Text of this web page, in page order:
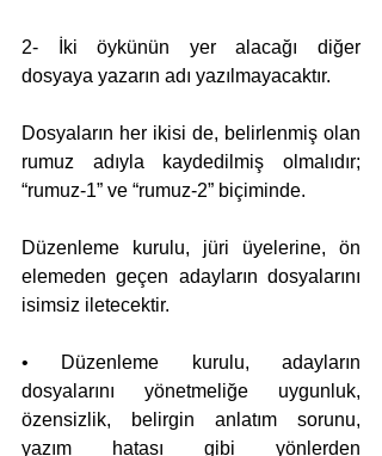
2- İki öykünün yer alacağı diğer
dosyaya yazarın adı yazılmayacaktır.
Dosyaların her ikisi de, belirlenmiş olan
rumuz adıyla kaydedilmiş olmalıdır;
“rumuz-1” ve “rumuz-2” biçiminde.
Düzenleme kurulu, jüri üyelerine, ön
elemeden geçen adayların dosyalarını
isimsiz iletecektir.
• Düzenleme kurulu, adayların
dosyalarını yönetmeliğe uygunluk,
özensizlik, belirgin anlatım sorunu,
yazım hatası gibi yönlerden